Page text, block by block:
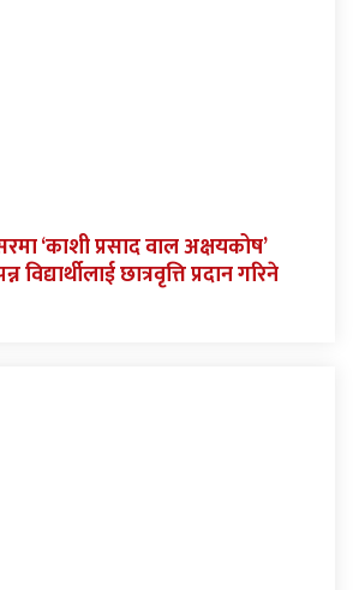
‘काशी प्रसाद वाल अक्षयकोष’
विद्यार्थीलाई छात्रवृत्ति प्रदान गरिने